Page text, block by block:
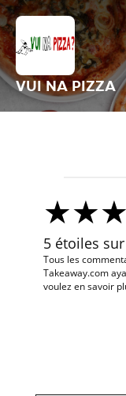
VUI NA PIZZA
5 étoiles
Tous les
Takeaway.com
voulez en savoir